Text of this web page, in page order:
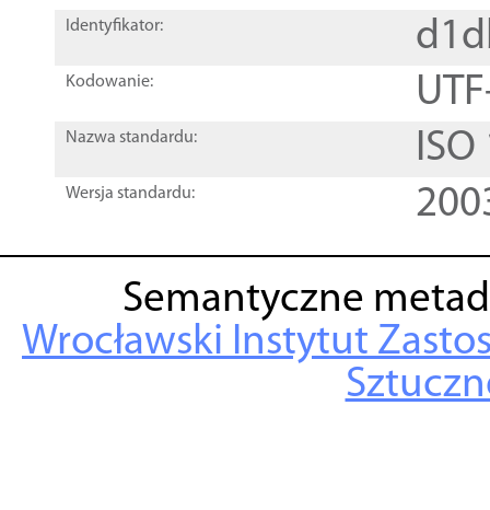
Identyfikator:
Kodowanie:
Nazwa standardu:
Wersja standardu:
Semantyczne
Wrocławski Instytut